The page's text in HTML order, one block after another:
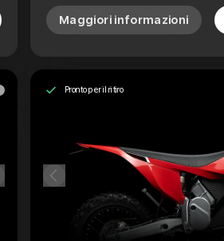
Maggiori informazioni
Pronto per il ritiro